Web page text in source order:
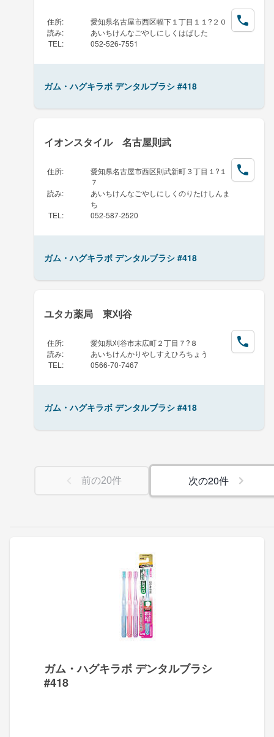
ガム・ハグキラボ デンタルブラシ
#418
住所:
愛知県名古屋市西区幅下１丁目１１?２０
読み:
あいちけんなごやしにしくはばした
TEL : 052-526-7551
ガム・ハグキラボ デンタルブラシ #418
イオンスタイル 名古屋則武
住所:
愛知県名古屋市西区則武新町３丁目１?１
７
読み:
あいちけんなごやしにしくのりたけしんま
ち
TEL : 052-587-2520
ガム・ハグキラボ デンタルブラシ #418
ユタカ薬局 東刈谷
住所:
愛知県刈谷市末広町２丁目７?８
読み:
あいちけんかりやしすえひろちょう
TEL : 0566-70-7467
ガム・ハグキラボ デンタルブラシ #418
前の20件 次の20件